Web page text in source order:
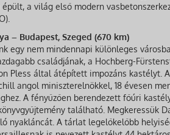
épült, a világ első modern
– Budapest, Szeged (670 km)
egy nem mindennapi különleges
családjának, a Hochberg-
Pless által átépített impozáns kastélyt.
angol miniszterelnökkel, 18 évesen
A fényűzően berendezett főúri
található. Megkeressük
nyakláncát. A tárlat legelőkelőbb